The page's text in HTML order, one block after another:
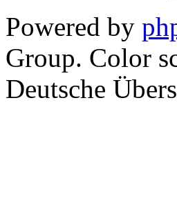
Powered by
Group. Color
Deutsche